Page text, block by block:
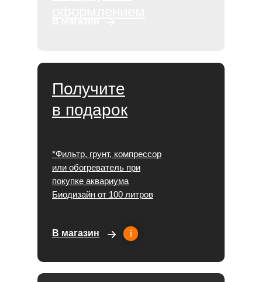
Получите
в подарок
В магазин
*Фильтр, грунт, компрессор
или обогреватель при
покупке аквариума
Биодизайн от 100 литров